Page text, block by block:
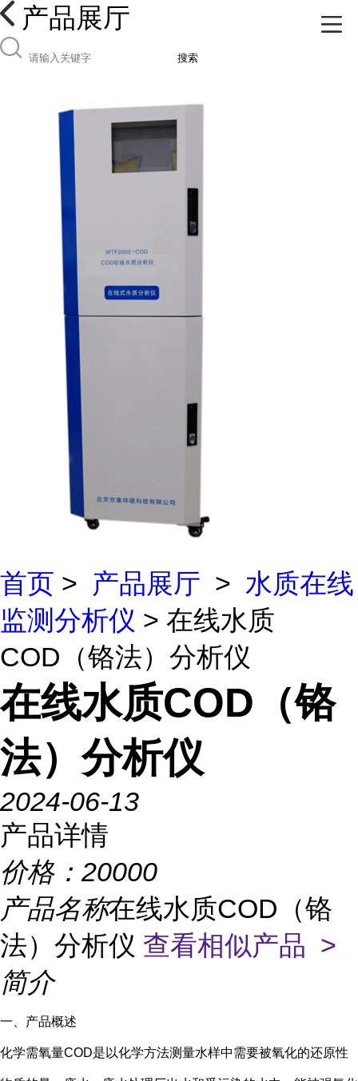
产品展厅
搜索
首页 > 产品展厅 > 水质在线
监测分析仪 > 在线水质
COD（铬法）分析仪
在线水质COD（铬
法）分析仪
2024-06-13
产品详情
价格： 20000
产品名称在线水质COD（铬
法）分析仪 查看相似产品 >
简介
一、产品概述
化学需氧量COD是以化学方法测量水样中需要被氧化的还原性